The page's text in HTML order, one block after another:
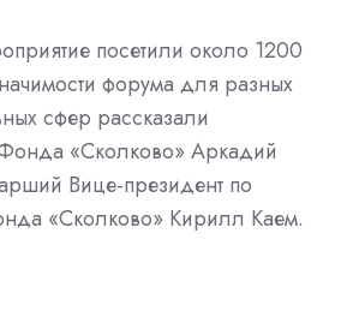
посетили около 1200
форума для разных
сфер рассказали
«Сколково» Аркадий
Вице-президент по
«Сколково» Кирилл Каем.